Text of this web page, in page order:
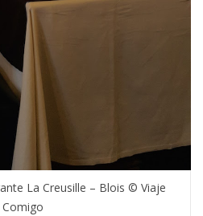
La Creusille – Blois © Viaje
Comigo